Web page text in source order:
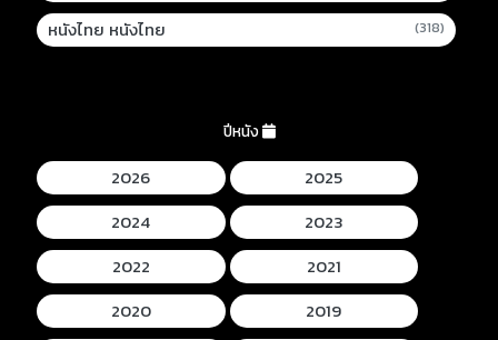
หนังไทย หนังไทย (318)
ปีหนัง
2026
2025
2024
2023
2022
2021
2020
2019